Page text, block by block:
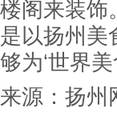
楼阁来装饰
是以扬州美
够为‘世界
来源： 扬州